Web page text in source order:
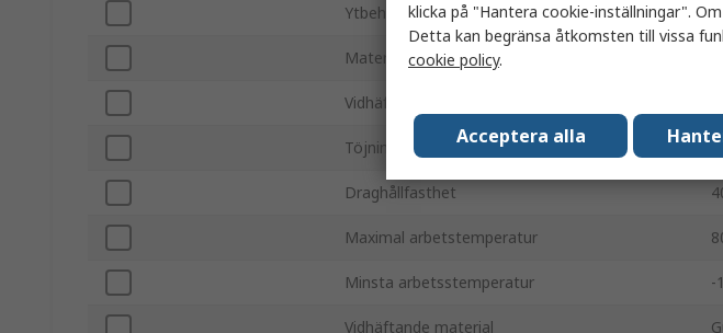
Ytbehandling
Material för baksida
Vidhäftningsstyrka
Töjning vid brott
Draghållfasthet
Maximal arbetstemperatur
Minsta arbetsstemperatur -
Vidhäftande material
klicka på "Hantera cookie-inställningar".
Detta kan begränsa åtkomsten till vissa
cookie policy.
Acceptera alla